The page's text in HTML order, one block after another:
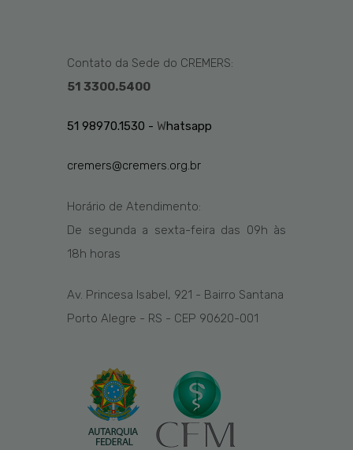
Contato da Sede do CREMERS:
51 3300.5400
51 98970.1530 - Whatsapp
cremers@cremers.org.br
Horário de Atendimento:
De segunda a sexta-feira das 09h às
18h horas
Av. Princesa Isabel, 921 - Bairro Santana
Porto Alegre - RS - CEP 90620-001